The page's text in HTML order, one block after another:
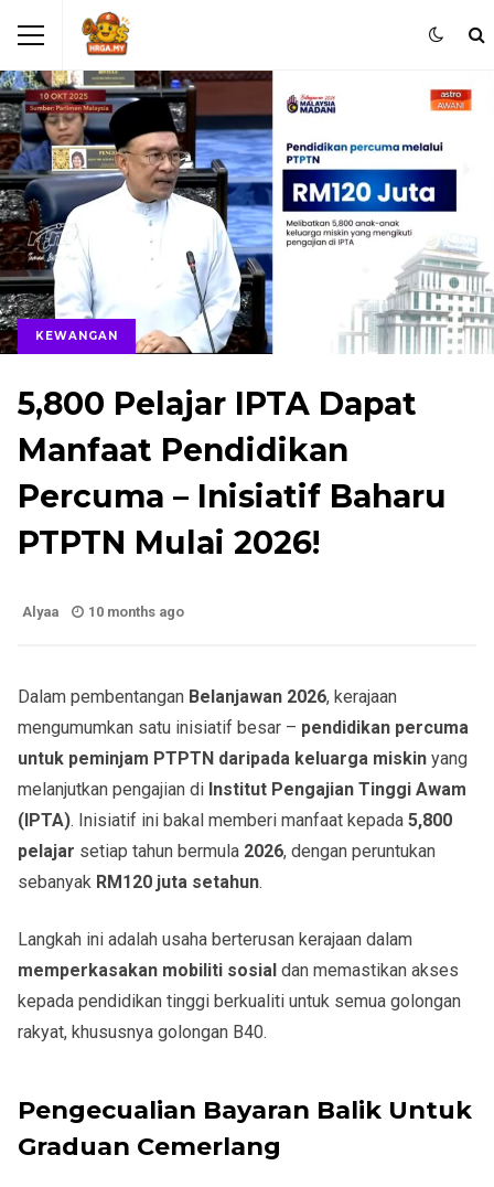
KEWANGAN
5,800 Pelajar IPTA Dapat
Manfaat Pendidikan
Percuma – Inisiatif Baharu
PTPTN Mulai 2026!
Alyaa 10 months ago
Dalam pembentangan Belanjawan 2026, kerajaan
mengumumkan satu inisiatif besar – pendidikan percuma
untuk peminjam PTPTN daripada keluarga miskin yang
melanjutkan pengajian di Institut Pengajian Tinggi Awam
(IPTA). Inisiatif ini bakal memberi manfaat kepada 5,800
pelajar setiap tahun bermula 2026, dengan peruntukan
sebanyak RM120 juta setahun.
Langkah ini adalah usaha berterusan kerajaan dalam
memperkasakan mobiliti sosial dan memastikan akses
kepada pendidikan tinggi berkualiti untuk semua golongan
rakyat, khususnya golongan B40.
Pengecualian Bayaran Balik Untuk
Graduan Cemerlang